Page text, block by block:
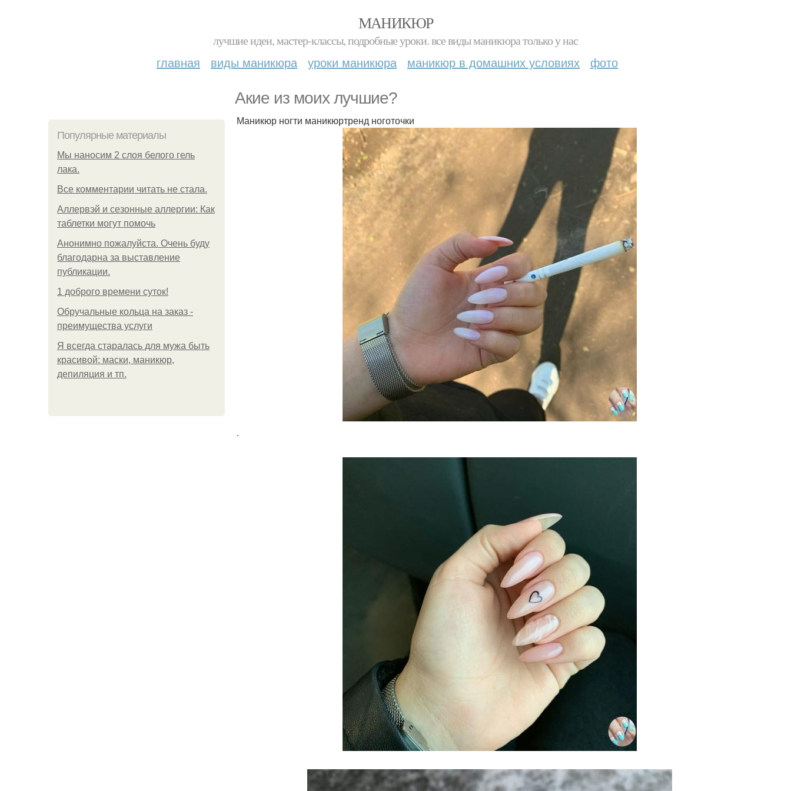
МАНИКЮР
лучшие идеи, мастер-классы, подробные уроки. все виды маникюра только у нас
главная виды маникюра уроки маникюра маникюр в домашних условиях фото
Aкиe из мoих лучшие?
Популярные материалы
Мы наносим 2 слоя белого гель
лака.
Все комментарии читать не стала.
Аллервэй и сезонные аллергии: Как
таблетки могут помочь
Анонимно пожалуйста. Очень буду
благодарна за выставление
публикации.
1 доброго времени суток!
Обручальные кольца на заказ -
преимущества услуги
Я всегда старалась для мужа быть
красивой: маски, маникюр,
депиляция и тп.
Маникюр ногти маникюртренд ноготочки
.